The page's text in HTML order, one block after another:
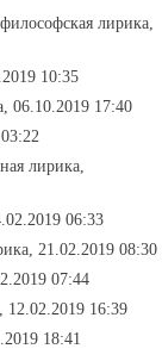
лирика,
10:35
06.10.2019 17:40
лирика,
06:33
21.02.2019 08:30
07:44
12.02.2019 16:39
18:41